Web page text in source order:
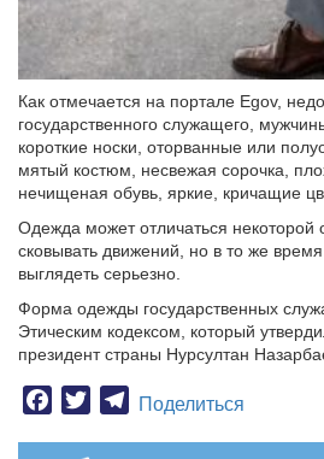
Как отмечается на портале Egov,
государственного служащего,
короткие носки, оторванные или
мятый костюм, несвежая сорочка,
нечищеная обувь, яркие, кричащие
Одежда может отличаться некоторой
сковывать движений, но в то же
выглядеть серьезно.
Форма одежды государственных
Этическим кодексом, который
президент страны Нурсултан
Facebook
TwitterTelegram
Поделиться